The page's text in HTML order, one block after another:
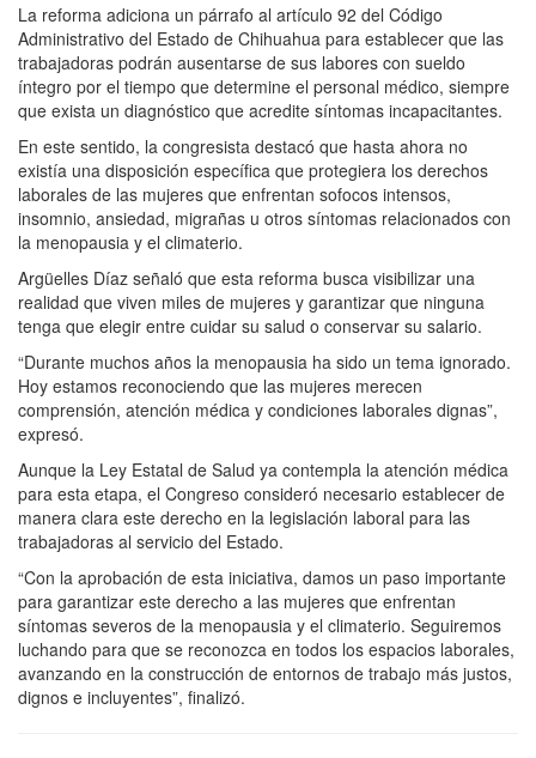
La reforma adiciona un párrafo al artículo 92 del Código
Administrativo del Estado de Chihuahua para establecer que las
trabajadoras podrán ausentarse de sus labores con sueldo
íntegro por el tiempo que determine el personal médico, siempre
que exista un diagnóstico que acredite síntomas incapacitantes.
En este sentido, la congresista destacó que hasta ahora no
existía una disposición específica que protegiera los derechos
laborales de las mujeres que enfrentan sofocos intensos,
insomnio, ansiedad, migrañas u otros síntomas relacionados con
la menopausia y el climaterio.
Argüelles Díaz señaló que esta reforma busca visibilizar una
realidad que viven miles de mujeres y garantizar que ninguna
tenga que elegir entre cuidar su salud o conservar su salario.
“Durante muchos años la menopausia ha sido un tema ignorado.
Hoy estamos reconociendo que las mujeres merecen
comprensión, atención médica y condiciones laborales dignas”,
expresó.
Aunque la Ley Estatal de Salud ya contempla la atención médica
para esta etapa, el Congreso consideró necesario establecer de
manera clara este derecho en la legislación laboral para las
trabajadoras al servicio del Estado.
“Con la aprobación de esta iniciativa, damos un paso importante
para garantizar este derecho a las mujeres que enfrentan
síntomas severos de la menopausia y el climaterio. Seguiremos
luchando para que se reconozca en todos los espacios laborales,
avanzando en la construcción de entornos de trabajo más justos,
dignos e incluyentes”, finalizó.